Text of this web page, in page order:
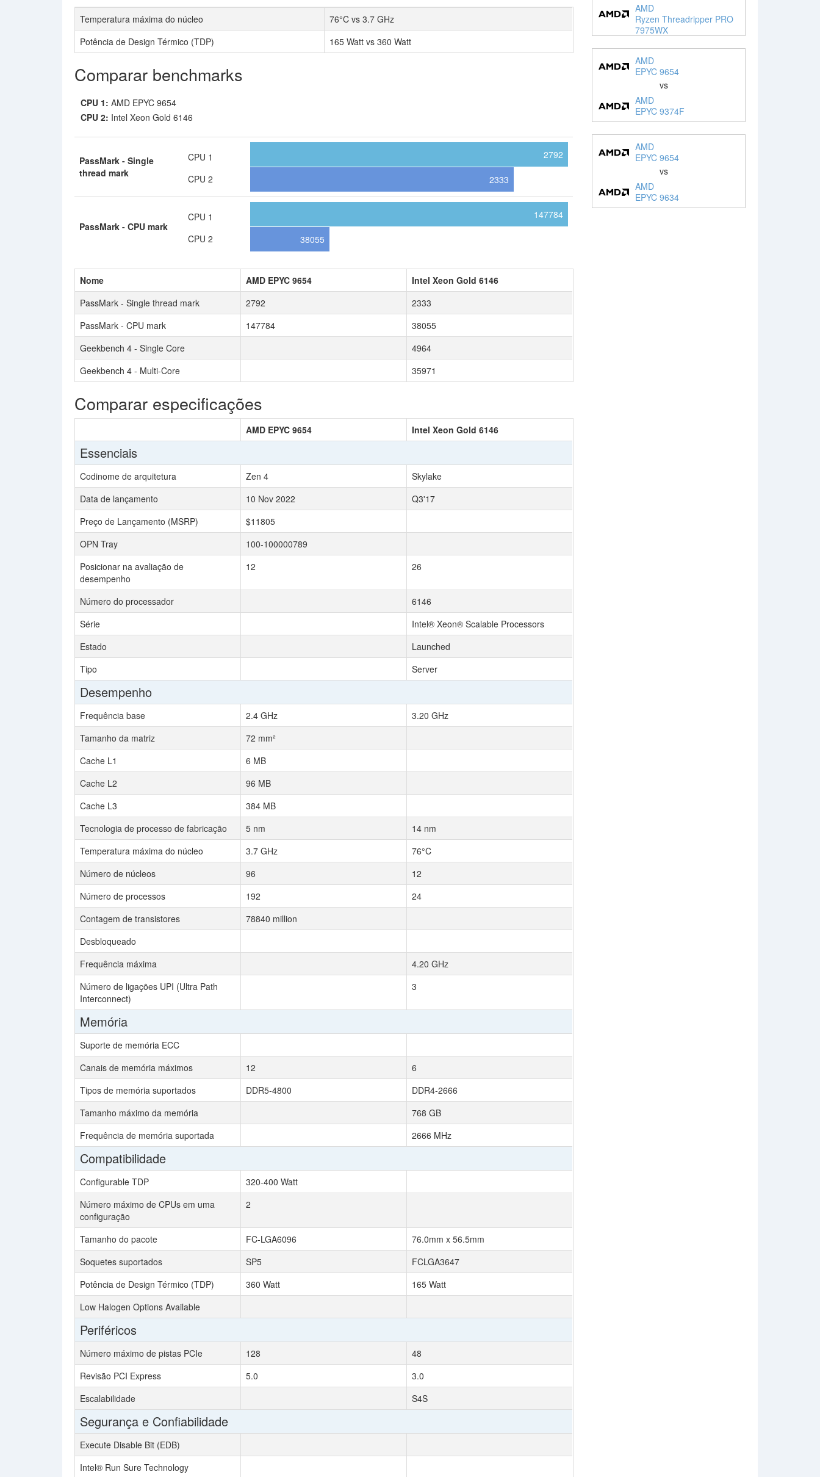
Temperatura máxima do núcleo
76°C vs 3.7 GHz
Potência de Design Térmico (TDP)
165 Watt vs 360 Watt
Comparar benchmarks
CPU 1: AMD EPYC 9654
CPU 2: Intel Xeon Gold 6146
PassMark - Single
thread mark
CPU 1
CPU 2
2792
2333
PassMark - CPU mark
CPU 1
CPU 2
147784
38055
Nome AMD EPYC 9654
Intel Xeon Gold 6146
PassMark - Single thread mark
2792
2333
PassMark - CPU mark
147784
38055
Geekbench 4 - Single Core
4964
Geekbench 4 - Multi-Core
35971
Comparar especificações
AMD EPYC 9654 Intel Xeon Gold 6146
Essenciais
Codinome de arquitetura Zen 4
Skylake
Data de lançamento
10 Nov 2022
Q3'17
Preço de Lançamento (MSRP)
$11805
OPN Tray
100-100000789
Posicionar na avaliação de
desempenho
12 26
Número do processador
6146
Série
Intel® Xeon® Scalable Processors
Estado
Launched
Tipo
Server
Desempenho
Frequência base 2.4 GHz
3.20 GHz
Tamanho da matriz
72 mm²
Cache L1
6 MB
Cache L2
96 MB
Cache L3
384 MB
Tecnologia de processo de fabricação
5 nm
14 nm
Temperatura máxima do núcleo
3.7 GHz
76°C
Número de núcleos
96
12
Número de processos
192
24
Contagem de transistores
78840 million
Desbloqueado
Frequência máxima
4.20 GHz
Número de ligações UPI (Ultra Path
Interconnect)
3
Memória
Suporte de memória ECC
Canais de memória máximos
12
6
Tipos de memória suportados
DDR5-4800
DDR4-2666
Tamanho máximo da memória
768 GB
Frequência de memória suportada
2666 MHz
Compatibilidade
Configurable TDP
320-400 Watt
Número máximo de CPUs em uma
configuração
2
Tamanho do pacote FC-LGA6096
76.0mm x 56.5mm
Soquetes suportados
SP5
FCLGA3647
Potência de Design Térmico (TDP)
360 Watt
165 Watt
Low Halogen Options Available
Periféricos
Número máximo de pistas PCIe 128
48
Revisão PCI Express
5.0
3.0
Escalabilidade
S4S
Segurança e Confiabilidade
Execute Disable Bit (EDB)
Intel® Run Sure Technology
AMD
Ryzen Threadripper PRO
7975WX
AMD
EPYC 9654
vs
AMD
EPYC 9374F
AMD
EPYC 9654
vs
AMD
EPYC 9634